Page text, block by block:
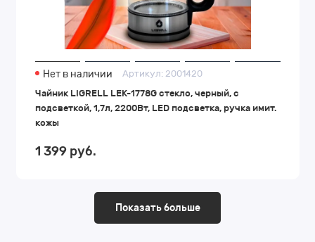
Нет в наличии Артикул: 2001420
Чайник LIGRELL LEK-1778G стекло, черный, с
подсветкой, 1,7л, 2200Вт, LED подсветка, ручка имит.
кожы
1 399 руб.
Показать больше